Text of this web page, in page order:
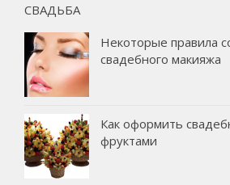
СВАДЬБА
Некоторые правила
свадебного макияжа
Как оформить
фруктами